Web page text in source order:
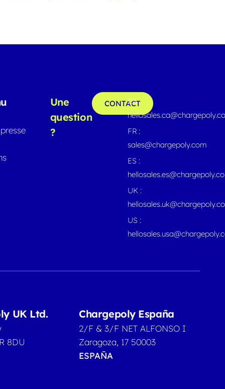
Une
question
?
CONTACT
CA :
FR :
sales@chargepoly.com
ES :
UK :
US :
UK Ltd.
8DU
Chargepoly España
2/F & 3/F NET ALFONSO I
Zaragoza, 17 50003
ESPAÑA